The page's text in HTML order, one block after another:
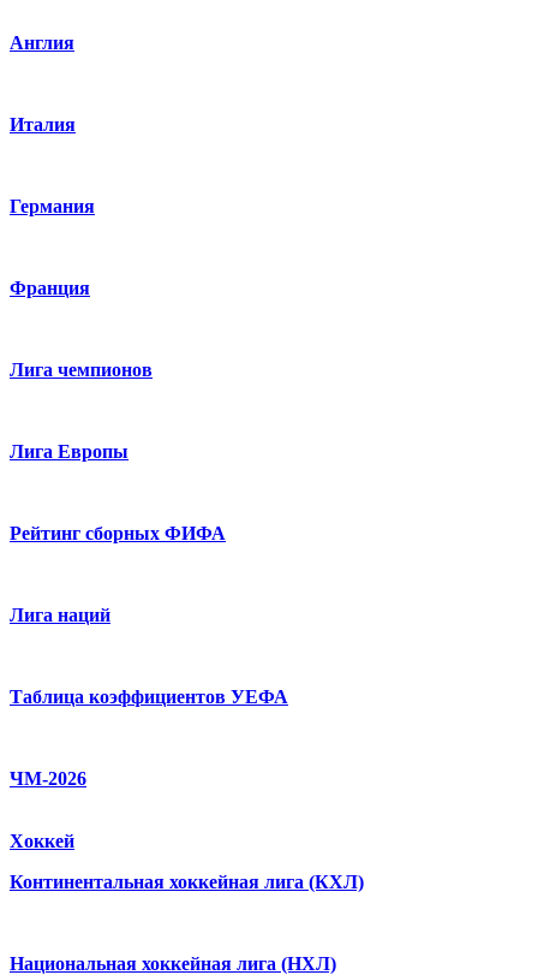
Англия
Италия
Германия
Франция
Лига чемпионов
Лига Европы
Рейтинг сборных ФИФА
Лига наций
Таблица коэффициентов УЕФА
ЧМ-2026
Хоккей
Континентальная хоккейная лига (КХЛ)
Национальная хоккейная лига (НХЛ)